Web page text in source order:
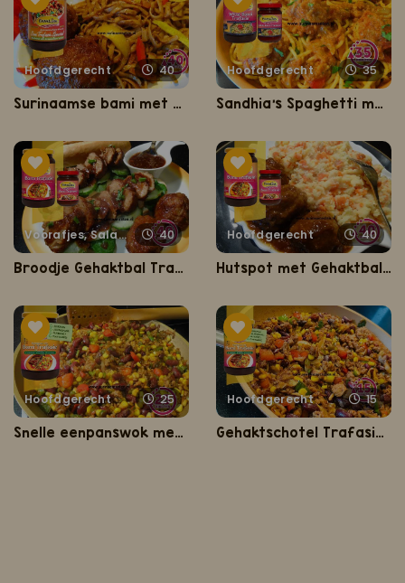
Hoofdgerecht 40
Surinaamse bami met gehaktbal
Hoofdgerecht 35
Sandhia’s Spaghetti met Gehaktbal Trafasie in tomatensaus
Voorafjes, Salades, Hapjes en Lekkernijen 40
Broodje Gehaktbal Trafasie
Hoofdgerecht 40
Hutspot met Gehaktbal Trafasie
Hoofdgerecht 25
Snelle eenpanswok met gehakt en bonen
Hoofdgerecht 15
Gehaktschotel Trafasie (snelle eenpansgehakt met verse groenten)